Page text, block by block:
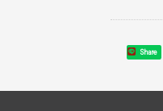
Share